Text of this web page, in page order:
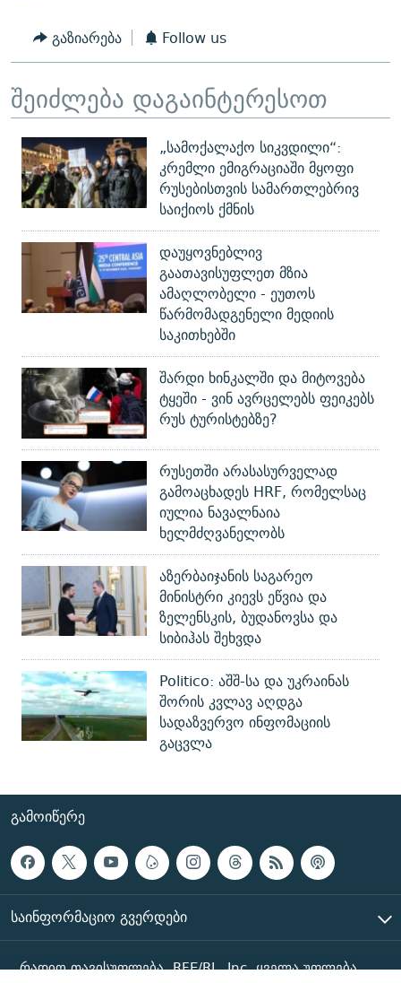
გაზიარება Follow us
შეიძლება დაგაინტერესოთ
„სამოქალაქო სიკვდილი“:
კრემლი ემიგრაციაში მყოფი
რუსებისთვის სამართლებრივ
საიქიოს ქმნის
დაუყოვნებლივ
გაათავისუფლეთ მზია
ამაღლობელი - ეუთოს
წარმომადგენელი მედიის
საკითხებში
შარდი ხინკალში და მიტოვება
ტყეში - ვინ ავრცელებს ფეიკებს
რუს ტურისტებზე?
რუსეთში არასასურველად
გამოაცხადეს HRF, რომელსაც
იულია ნავალნაია
ხელმძღვანელობს
აზერბაიჯანის საგარეო
მინისტრი კიევს ეწვია და
ზელენსკის, ბუდანოვსა და
სიბიჰას შეხვდა
Politico: აშშ-სა და უკრაინას
შორის კვლავ აღდგა
სადაზვერვო ინფომაციის
გაცვლა
ᲒᲐᲛᲝᲘᲬᲔᲠᲔ
ᲡᲐᲘᲜᲤᲝᲠᲛᲐᲪᲘᲝ ᲒᲕᲔᲠᲓᲔᲑᲘ
რადიო თავისუფლება, RFE/RL, Inc. ყველა უფლება